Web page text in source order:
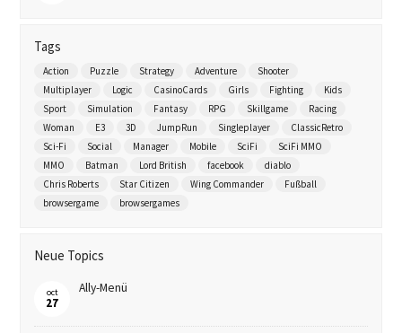
Tags
Action Puzzle Strategy Adventure
Shooter
Multiplayer
Logic CasinoCards Girls Fighting
Kids
Sport
Simulation Fantasy RPG Skillgame
Racing
Woman
E3 3D JumpRun Singleplayer
ClassicRetro
Sci-Fi
Social Manager Mobile SciFi
SciFi MMO
MMO
Batman Lord British facebook
diablo
Chris Roberts
Star Citizen Wing Commander
Fußball
browsergame
browsergames
Neue Topics
oct
27
Ally-Menü